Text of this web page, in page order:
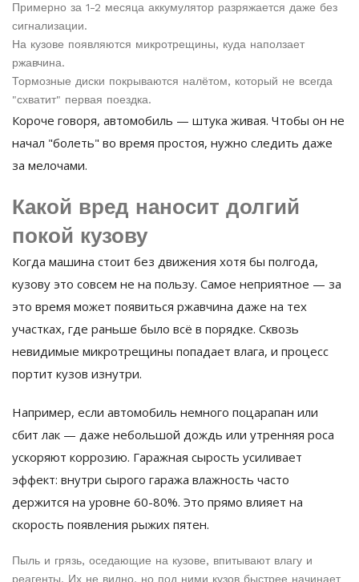
Примерно за 1-2 месяца аккумулятор разряжается даже без
сигнализации.
На кузове появляются микротрещины, куда наползает
ржавчина.
Тормозные диски покрываются налётом, который не всегда
"схватит" первая поездка.
Короче говоря, автомобиль — штука живая. Чтобы он не
начал "болеть" во время простоя, нужно следить даже
за мелочами.
Какой вред наносит долгий
покой кузову
Когда машина стоит без движения хотя бы полгода,
кузову это совсем не на пользу. Самое неприятное — за
это время может появиться ржавчина даже на тех
участках, где раньше было всё в порядке. Сквозь
невидимые микротрещины попадает влага, и процесс
портит кузов изнутри.
Например, если автомобиль немного поцарапан или
сбит лак — даже небольшой дождь или утренняя роса
ускоряют коррозию. Гаражная сырость усиливает
эффект: внутри сырого гаража влажность часто
держится на уровне 60-80%. Это прямо влияет на
скорость появления рыжих пятен.
Пыль и грязь, оседающие на кузове, впитывают влагу и
реагенты. Их не видно, но под ними кузов быстрее начинает